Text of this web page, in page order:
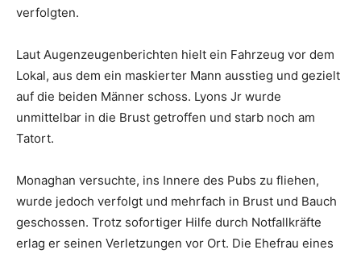
verfolgten.
Laut Augenzeugenberichten hielt ein Fahrzeug vor dem
Lokal, aus dem ein maskierter Mann ausstieg und gezielt
auf die beiden Männer schoss. Lyons Jr wurde
unmittelbar in die Brust getroffen und starb noch am
Tatort.
Monaghan versuchte, ins Innere des Pubs zu fliehen,
wurde jedoch verfolgt und mehrfach in Brust und Bauch
geschossen. Trotz sofortiger Hilfe durch Notfallkräfte
erlag er seinen Verletzungen vor Ort. Die Ehefrau eines